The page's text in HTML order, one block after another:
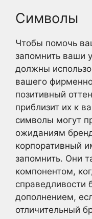
Символы
Чтобы помочь
запомнить ваши
должны
вашего
позитивный
приблизит их к
символы могут
ожиданиям
корпоративный
запомнить. Они
компонентом,
справедливости
дополнением,
отличительный